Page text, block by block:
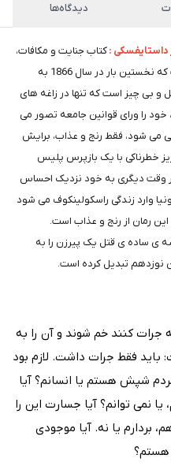
دیدگاه‌ها
داستایفسکی :کتاب جنایت و مکافات،
رمانی نوشته ی فئودور داستایفسکی است که نخستین بار در سال 1866 به
و بی چیز است که تنها در زاغه های
را ورای قوانین جامعه تصور می
می شود، فقط رنج و عذاب، برایش
خطرناکی با یک بازپرس پلیس
وقت دیگری به خود نزدیک احساس
وارد زندگی راسکولینکوف می شود
رمان از رنج و عذاب است.
ی ساده ی قتل یک پیرزن را به
نوزدهم تبدیل کرده است.
کنند خم شوند و آن را به
فقط جرات داشت. لازم بود
شپش هستم یا انسانم؟ آیا
نمی توانم؟ آیا جسارت این را
بردارم یا نه. آیا موجودی
هستم؟